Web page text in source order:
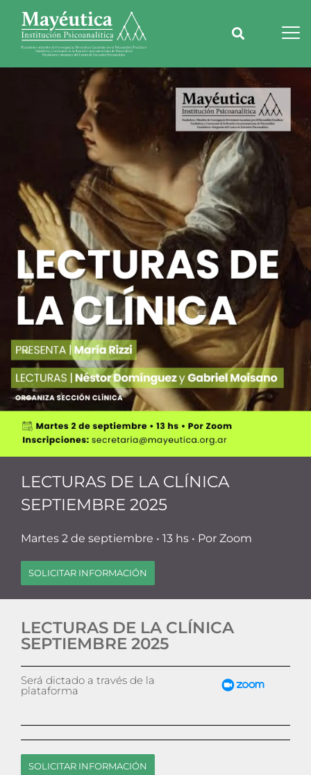
LECTURAS DE LA CLÍNICA
SEPTIEMBRE 2025
Martes 2 de septiembre • 13 hs • Por Zoom
SOLICITAR INFORMACIÓN
LECTURAS DE LA CLÍNICA
SEPTIEMBRE 2025
Será dictado a través de la
plataforma
SOLICITAR INFORMACIÓN